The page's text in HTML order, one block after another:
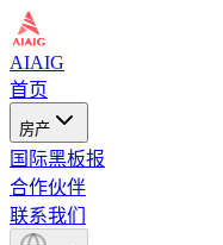
AIAIG
首页
房产
国际黑板报
合作伙伴
联系我们